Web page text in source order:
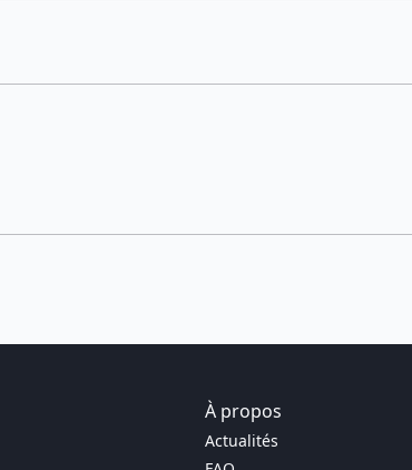
À propos
Actualités